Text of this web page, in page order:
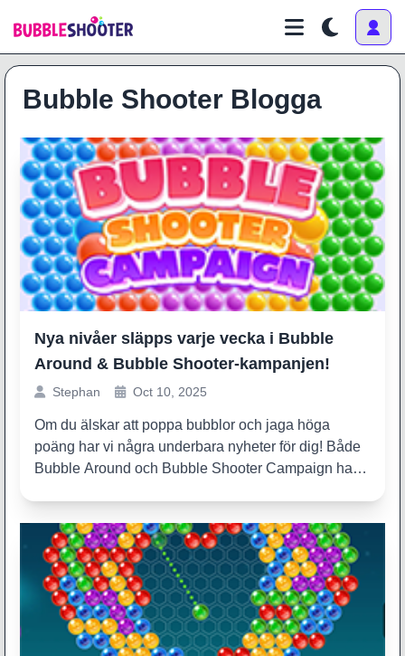
Bubble Shooter Blogga
Nya nivåer släpps varje vecka i Bubble
Around & Bubble Shooter-kampanjen!
Stephan Oct 10, 2025
Om du älskar att poppa bubblor och jaga höga
poäng har vi några underbara nyheter för dig! Både
Bubble Around och Bubble Shooter Campaign har